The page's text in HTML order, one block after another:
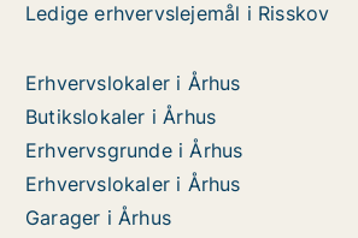
Ledige erhvervslejemål i Risskov
Erhvervslokaler i Århus
Butikslokaler i Århus
Erhvervsgrunde i Århus
Erhvervslokaler i Århus
Garager i Århus